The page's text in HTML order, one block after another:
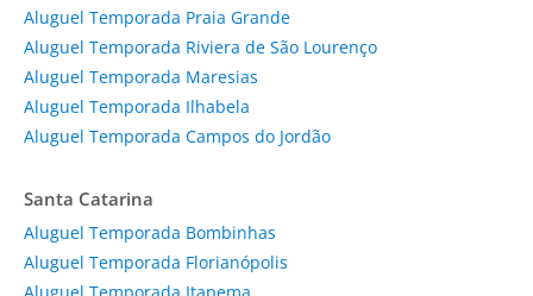
Aluguel Temporada Praia Grande
Aluguel Temporada Riviera de São Lourenço
Aluguel Temporada Maresias
Aluguel Temporada Ilhabela
Aluguel Temporada Campos do Jordão
Santa Catarina
Aluguel Temporada Bombinhas
Aluguel Temporada Florianópolis
Aluguel Temporada Itapema